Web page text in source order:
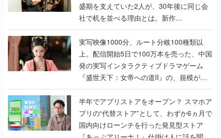
盛期を支えていた2人が、30年後に同じ会
社で机を並べる理由とは。新作
『TATSUJIN EXTREME』で初タッグを組
んだレジェンド2人に訊く開発秘話
実写映像1000分、ルート分岐100種類以
上。配信開始5日で100万本を売った、中国
発の実写インタラクティブドラマゲーム
『盛世天下：女帝への道II』の、規模が違
うこだわりをプロデューサーに聞いた
半年でアプリストアをオープン？ スマホア
プリの“代替ストア”として、わずか6ヵ月で
国内向けローンチを行った発見型ストア